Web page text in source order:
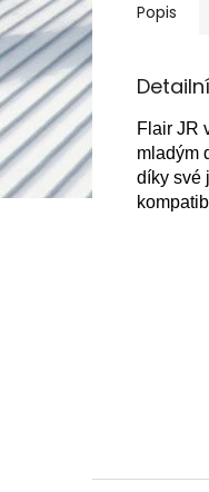
Popis
Flair JR
mladým
díky své